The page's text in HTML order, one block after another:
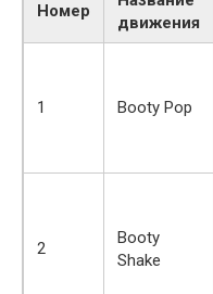
Номер
движения
1 Booty Pop
2
Booty
Shake